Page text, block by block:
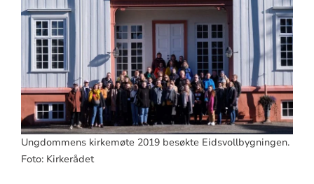
Ungdommens kirkemøte 2019 besøkte Eidsvollbygningen.
Foto: Kirkerådet